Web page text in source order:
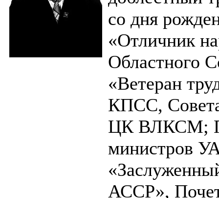
со дня
«Отличник
Областного
«Ветеран
КПСС,
ЦК ВЛКСМ;
министров
АССР»,